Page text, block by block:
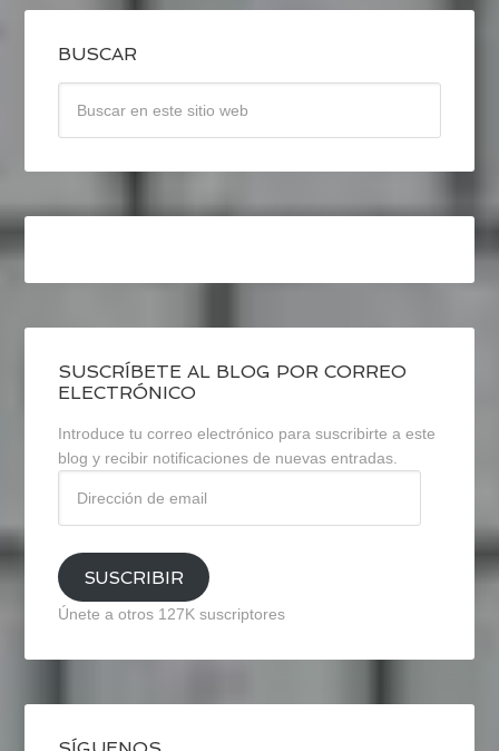
BUSCAR
SUSCRÍBETE AL BLOG POR CORREO
ELECTRÓNICO
Introduce tu correo electrónico para suscribirte a este
blog y recibir notificaciones de nuevas entradas.
email
SUSCRIBIR
Únete a otros 127K suscriptores